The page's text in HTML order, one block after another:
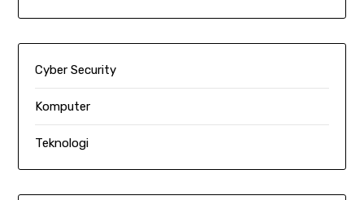
Cyber Security
Komputer
Teknologi